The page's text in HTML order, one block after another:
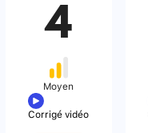
4
Moyen
Corrigé vidéo